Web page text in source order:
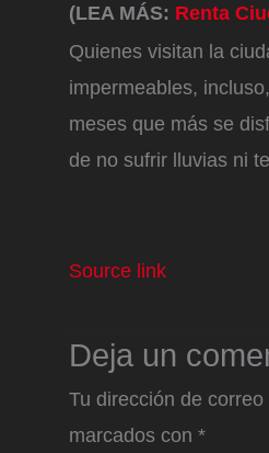
(LEA MÁS: Renta
Quienes visitan la
impermeables,
meses que más se
de no sufrir lluvias ni
Source link
Deja un
Tu dirección de
marcados con *